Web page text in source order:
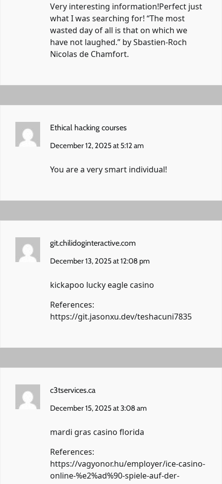
Very interesting information!Perfect just
what I was searching for! “The most
wasted day of all is that on which we
have not laughed.” by Sbastien-Roch
Nicolas de Chamfort.
Ethical hacking courses
December 12, 2025 at 5:12 am
You are a very smart individual!
git.chilidoginteractive.com
December 13, 2025 at 12:08 pm
kickapoo lucky eagle casino
References:
https://git.jasonxu.dev/teshacuni7835
c3tservices.ca
December 15, 2025 at 3:08 am
mardi gras casino florida
References:
https://vagyonor.hu/employer/ice-casino-
online-%e2%ad%90-spiele-auf-der-